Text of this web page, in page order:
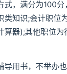
式，满分为100
类知识;会计职位
算器);其他职位为
导用书，不举办